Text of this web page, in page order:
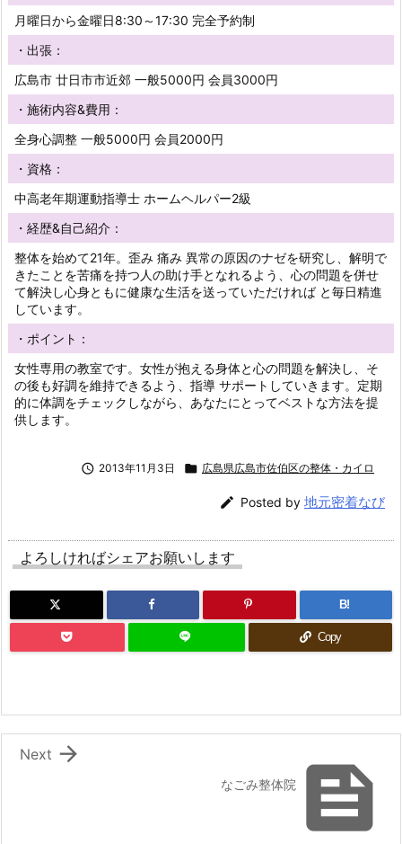
月曜日から金曜日8:30～17:30 完全予約制
・出張：
広島市 廿日市市近郊 一般5000円 会員3000円
・施術内容&費用：
全身心調整 一般5000円 会員2000円
・資格：
中高老年期運動指導士 ホームヘルパー2級
・経歴&自己紹介：
整体を始めて21年。歪み 痛み 異常の原因のナゼを研究し、解明で
きたことを苦痛を持つ人の助け手となれるよう、心の問題を併せ
て解決し心身ともに健康な生活を送っていただければ と毎日精進
しています。
・ポイント：
女性専用の教室です。女性が抱える身体と心の問題を解決し、そ
の後も好調を維持できるよう、指導 サポートしていきます。定期
的に体調をチェックしながら、あなたにとってベストな方法を提
供します。
 2013年11月3日  広島県広島市佐伯区の整体・カイロ
 Posted by 地元密着なび
よろしければシェアお願いします
B!
Copy

なごみ整体院

Next